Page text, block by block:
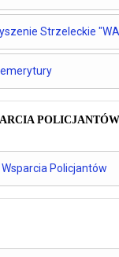
Strzeleckie
emerytury
POLICJANTÓW
Wsparcia Policjantów